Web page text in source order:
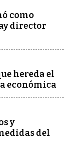
como
director
hereda el
económica
y
del